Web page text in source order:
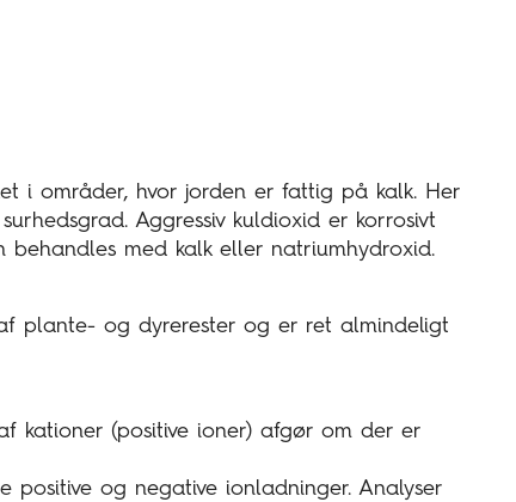
i områder, hvor jorden er fattig på kalk. Her
Aggressiv kuldioxid er korrosivt
med kalk eller natriumhydroxid.
plante- og dyrerester og er ret almindeligt
kationer (positive ioner) afgør om der er
positive og negative ionladninger. Analyser